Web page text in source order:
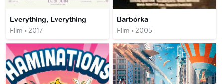
Everything, Everything
Film • 2017
Barbórka
Film • 2005